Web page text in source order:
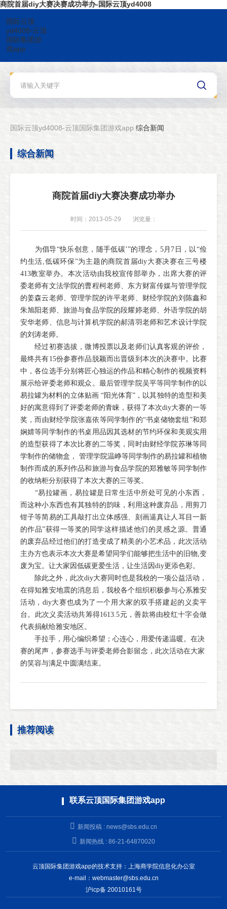
商院首届diy大赛决赛成功举办-国际云顶yd4008
国际云顶
yd4008-云顶
国际集团游
戏app
国际云顶yd4008-云顶国际集团游戏app 综合新闻
综合新闻
商院首届diy大赛决赛成功举办
时间：2013-05-29 浏览量：
为倡导“快乐创意，随手低碳’”的理念，5月7日，以“俭
约生活,低碳环保”为主题的商院首届diy大赛决赛在三号楼
413教室举办。本次活动由我校宣传部举办，出席大赛的评
委老师有文法学院的曹程柯老师、东方财富传媒与管理学院
的姜森云老师、管理学院的许平老师、财经学院的刘陈鑫和
朱旭阳老师、旅游与食品学院的段耀婷老师、外语学院的胡
安华老师、信息与计算机学院的郝清羽老师和艺术设计学院
的刘涛老师。
经过初赛选拔，微博投票以及老师们认真客观的评价，
最终共有15份参赛作品脱颖而出晋级到本次的决赛中。比赛
中，各位选手分别将匠心独运的作品和精心制作的视频资料
展示给评委老师和观众。最后管理学院吴平等同学制作的以
易拉罐为材料的立体贴画 “阳光体育”，以其独特的造型和美
好的寓意得到了评委老师的青睐，获得了本次diy大赛的一等
奖，而由财经学院张嘉依等同学制作的“书桌储物套组”和郑
娴婧等同学制作的书桌用品因其选材的节约环保和美观实用
的造型获得了本次比赛的二等奖，同时由财经学院苏琳等同
学制作的储物盒， 管理学院温峥等同学制作的易拉罐和植物
制作而成的系列作品和旅游与食品学院的郑雅敏等同学制作
的收纳柜分别获得了本次大赛的三等奖。
“易拉罐画，易拉罐是日常生活中所处可见的小东西，
而这种小东西也有其独特的韵味，利用这种废弃品，用剪刀
钳子等简易的工具敲打出立体感强、刻画逼真让人耳目一新
的作品”获得一等奖的同学这样描述他们的灵感之源。普通
的废弃品经过他们的打造变成了精美的小艺术品，此次活动
主办方也表示本次大赛是希望同学们能够把生活中的旧物,变
废为宝。让大家因低碳更爱生活，让生活因diy更添色彩。
除此之外，此次diy大赛同时也是我校的一项公益活动，
在得知雅安地震的消息后，我校各个组织积极参与心系雅安
活动，diy大赛也成为了一个用大家的双手搭建起的义卖平
台。此次义卖活动共筹得1613.5元，善款将由校红十字会做
代表捐献给雅安地区。
手拉手，用心编织希望；心连心，用爱传递温暖。在决
赛的尾声，参赛选手与评委老师合影留念，此次活动在大家
的笑容与满足中圆满结束。
推荐阅读
联系云顶国际集团游戏app
新闻投稿 : news@sbs.edu.cn
新闻热线 : 86-21-64870020
云顶国际集团游戏app的技术支持：上海商学院信息化办公室
e-mail： webmaster@sbs.edu.cn
沪icp备 20010161号